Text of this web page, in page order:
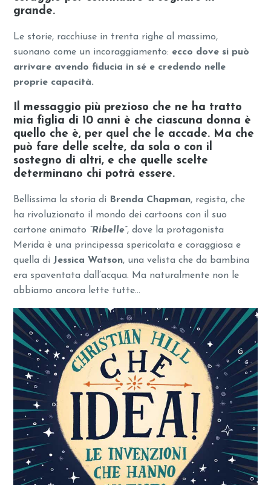
grande.
Le storie, racchiuse in trenta righe al massimo,
suonano come un incoraggiamento: ecco dove si può
arrivare avendo fiducia in sé e credendo nelle
proprie capacità.
Il messaggio più prezioso che ne ha tratto
mia figlia di 10 anni è che ciascuna donna è
quello che è, per quel che le accade. Ma che
può fare delle scelte, da sola o con il
sostegno di altri, e che quelle scelte
determinano chi potrà essere.
Bellissima la storia di Brenda Chapman, regista, che
ha rivoluzionato il mondo dei cartoons con il suo
cartone animato “Ribelle”, dove la protagonista
Merida è una principessa spericolata e coraggiosa e
quella di Jessica Watson, una velista che da bambina
era spaventata dall’acqua. Ma naturalmente non le
abbiamo ancora lette tutte…